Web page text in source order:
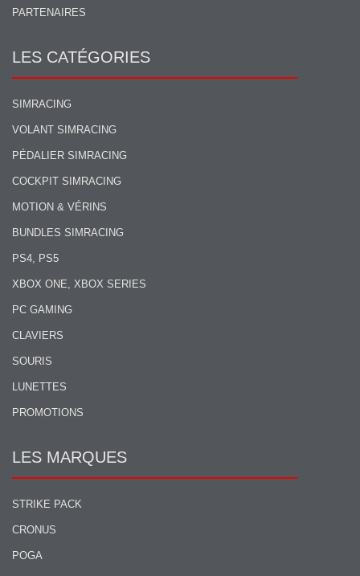
PARTENAIRES
LES CATÉGORIES
SIMRACING
VOLANT SIMRACING
PÉDALIER SIMRACING
COCKPIT SIMRACING
MOTION & VÉRINS
BUNDLES SIMRACING
PS4, PS5
XBOX ONE, XBOX SERIES
PC GAMING
CLAVIERS
SOURIS
LUNETTES
PROMOTIONS
LES MARQUES
STRIKE PACK
CRONUS
POGA